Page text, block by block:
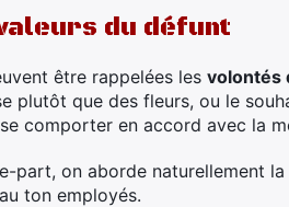
du défunt
être rappelées les volontés
plutôt que des fleurs, ou le
comporter en accord avec la
part, on aborde naturellement
ton employés.